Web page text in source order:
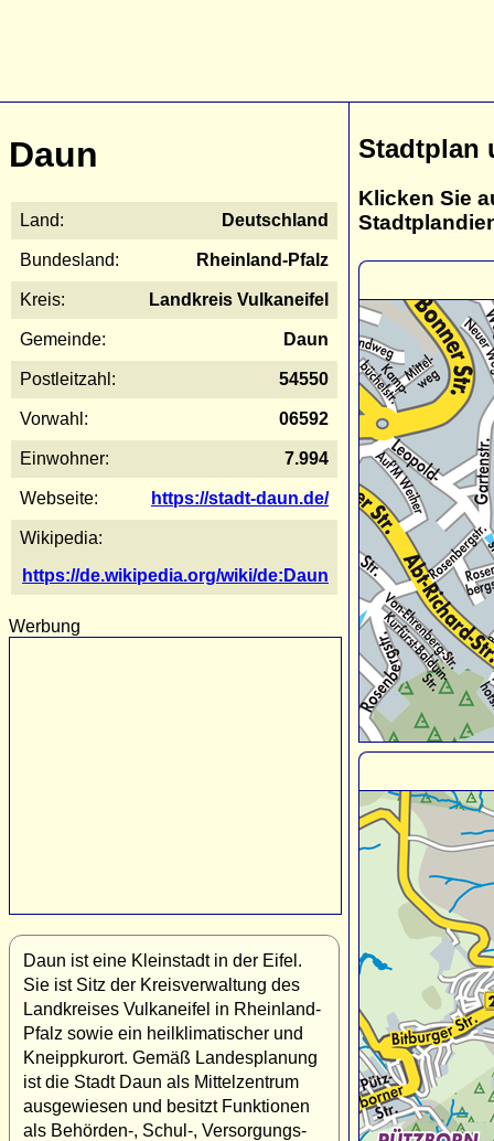
Daun
Land: Deutschland
Bundesland: Rheinland-Pfalz
Kreis: Landkreis Vulkaneifel
Gemeinde: Daun
Postleitzahl: 54550
Vorwahl: 06592
Einwohner: 7.994
Webseite: https://stadt-daun.de/
Wikipedia:
https://de.wikipedia.org/wiki/de:Daun
Werbung
Daun ist eine Kleinstadt in der Eifel.
Sie ist Sitz der Kreisverwaltung des
Landkreises Vulkaneifel in Rheinland-
Pfalz sowie ein heilklimatischer und
Kneippkurort. Gemäß Landesplanung
ist die Stadt Daun als Mittelzentrum
ausgewiesen und besitzt Funktionen
als Behörden-, Schul-, Versorgungs-
Stadtplan
Klicken Sie